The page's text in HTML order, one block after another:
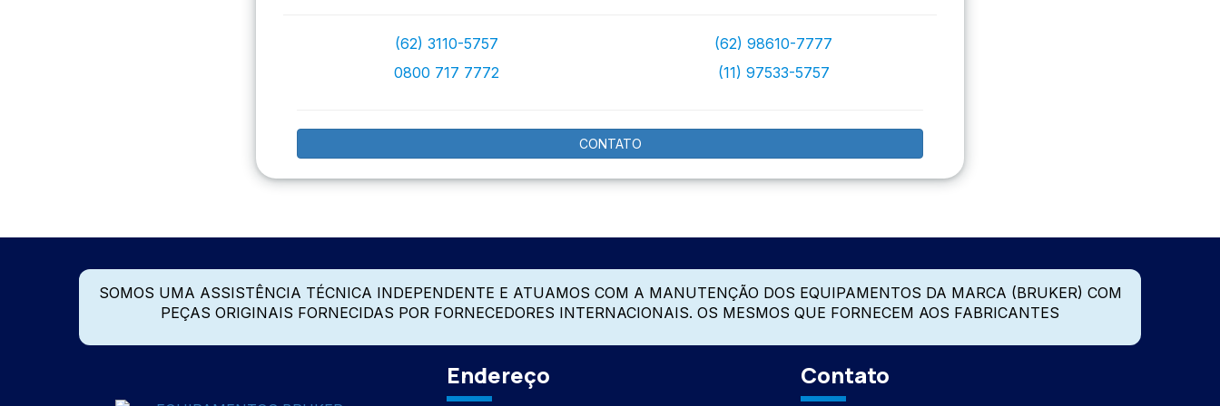
(62) 3110-5757
0800 717 7772
(62) 98610-7777
(11) 97533-5757
CONTATO
SOMOS UMA ASSISTÊNCIA TÉCNICA INDEPENDENTE E ATUAMOS COM A MANUTENÇÃO DOS EQUIPAMENTOS DA MARCA (BRUKER) COM
PEÇAS ORIGINAIS FORNECIDAS POR FORNECEDORES INTERNACIONAIS. OS MESMOS QUE FORNECEM AOS FABRICANTES
Endereço Contato